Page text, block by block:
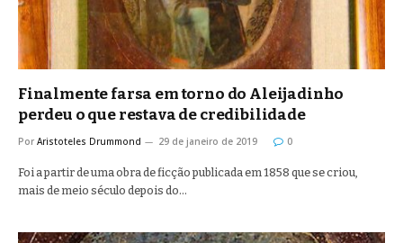
Finalmente farsa em torno do Aleijadinho
perdeu o que restava de credibilidade
Por Aristoteles Drummond 29 de janeiro de 2019 0
Foi a partir de uma obra de ficção publicada em 1858 que se criou,
mais de meio século depois do…